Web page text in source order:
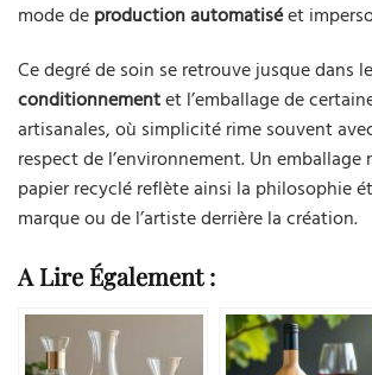
mode de production automatiséet
Ce degré de soin se retrouve jusque dans le
conditionnementet l’emballage de
artisanales, où simplicité rime souvent
respect de l’environnement. Un emballage
papier recyclé reflète ainsi la philosophie
marque ou de l’artiste derrière la création.
A Lire Également :